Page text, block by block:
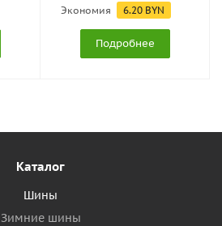
Экономия 6.20 BYN
Подробнее
Каталог
Шины
Зимние шины